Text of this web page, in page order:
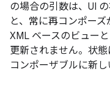
の場合の引数は、UI
と、常に再コンポーズ
XML ベースのビューと
更新されません。状態
コンポーザブルに新し